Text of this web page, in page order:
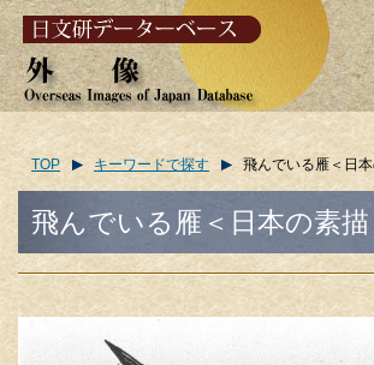
TOP キーワードで探す 飛んでいる雁＜日
飛んでいる雁＜日本の素